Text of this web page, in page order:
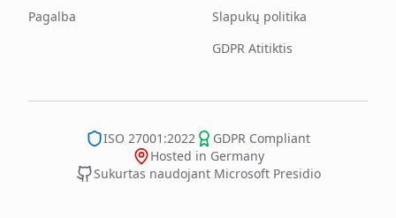
Pagalba
Slapukų politika
GDPR Atitiktis
ISO 27001:2022
GDPR Compliant
Hosted in Germany
Sukurtas naudojant Microsoft Presidio